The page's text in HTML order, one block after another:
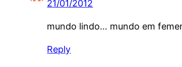
21/01/2012
mundo lindo… mundo em
Reply